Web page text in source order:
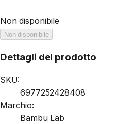
Non disponibile
Non disponibile
Dettagli del prodotto
SKU:
6977252428408
Marchio:
Bambu Lab